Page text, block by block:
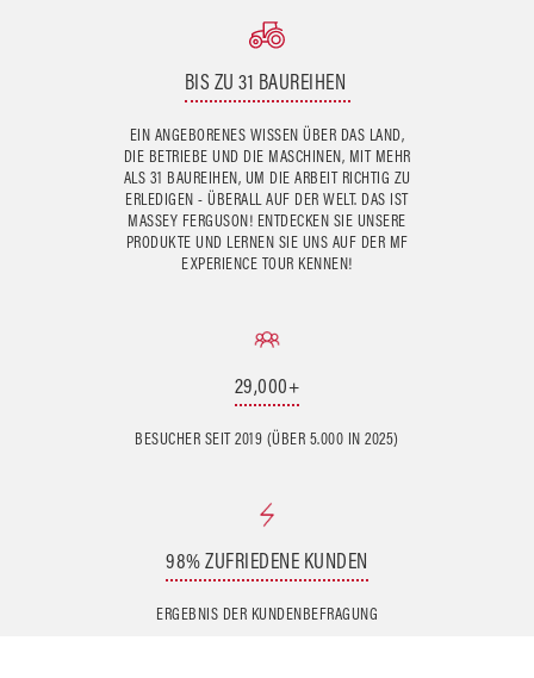
BIS ZU 31 BAUREIHEN
EIN ANGEBORENES WISSEN ÜBER DAS LAND,
DIE BETRIEBE UND DIE MASCHINEN, MIT MEHR
ALS 31 BAUREIHEN, UM DIE ARBEIT RICHTIG ZU
ERLEDIGEN - ÜBERALL AUF DER WELT. DAS IST
MASSEY FERGUSON! ENTDECKEN SIE UNSERE
PRODUKTE UND LERNEN SIE UNS AUF DER MF
EXPERIENCE TOUR KENNEN!
29,000+
BESUCHER SEIT 2019 (ÜBER 5.000 IN 2025)
98% ZUFRIEDENE KUNDEN
ERGEBNIS DER KUNDENBEFRAGUNG